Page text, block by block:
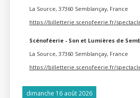
La Source, 37360 Semblançay, France
https://billetterie.scenofeerie.fr/
Scénoféerie - Son et Lumières de
La Source, 37360 Semblançay, France
https://billetterie.scenofeerie.fr/
dimanche 16 août 2026